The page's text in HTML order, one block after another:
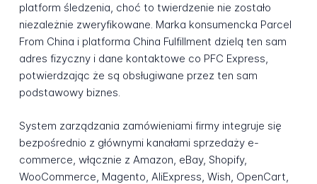
platform śledzenia, choć to twierdzenie nie zostało
niezależnie zweryfikowane. Marka konsumencka Parcel
From China i platforma China Fulfillment dzielą ten sam
adres fizyczny i dane kontaktowe co PFC Express,
potwierdzając że są obsługiwane przez ten sam
podstawowy biznes.
System zarządzania zamówieniami firmy integruje się
bezpośrednio z głównymi kanałami sprzedaży e-
commerce, włącznie z Amazon, eBay, Shopify,
WooCommerce, Magento, AliExpress, Wish, OpenCart,